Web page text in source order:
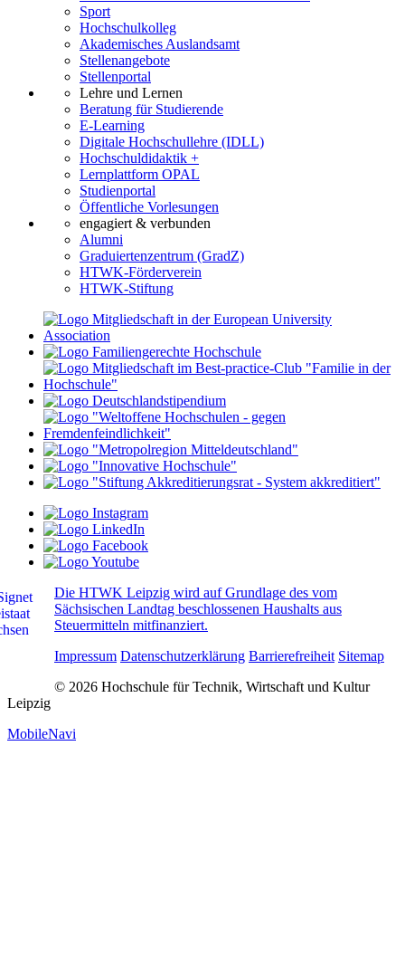
Sport
Hochschulkolleg
Akademisches Auslandsamt
Stellenangebote
Stellenportal
Lehre und Lernen
Beratung für Studierende
E-Learning
Digitale Hochschullehre (IDLL)
Hochschuldidaktik +
Lernplattform OPAL
Studienportal
Öffentliche Vorlesungen
engagiert & verbunden
Alumni
Graduiertenzentrum (GradZ)
HTWK-Förderverein
HTWK-Stiftung
Die HTWK Leipzig wird auf Grundlage des vom
Sächsischen Landtag beschlossenen Haushalts aus
Steuermitteln mitfinanziert.
Impressum Datenschutzerklärung Barrierefreiheit Sitemap
© 2026 Hochschule für Technik, Wirtschaft und Kultur
Leipzig
MobileNavi